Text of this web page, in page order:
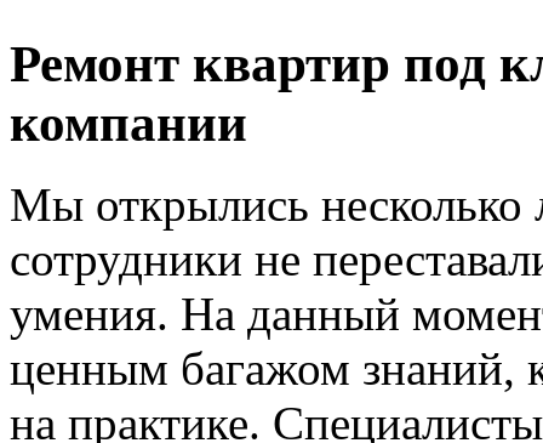
Ремонт квартир под
компании
Мы открылись несколько
сотрудники не
умения. На данный
ценным багажом знаний,
на практике.